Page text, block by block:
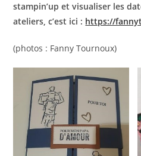
stampin’up et visualiser les
ateliers, c’est ici : https://
(photos : Fanny Tournoux)